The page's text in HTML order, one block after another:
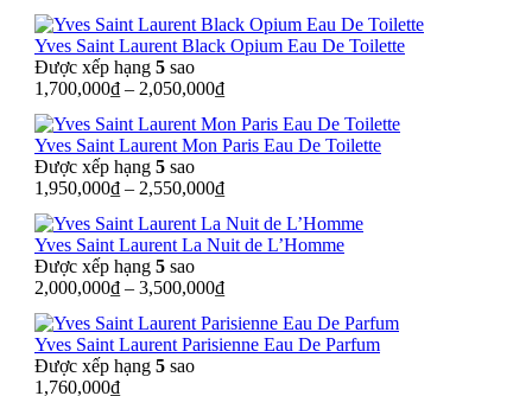
Yves Saint Laurent Black Opium Eau De Toilette
Được xếp hạng 5 sao
1,700,000₫ – 2,050,000₫
Yves Saint Laurent Mon Paris Eau De Toilette
Được xếp hạng 5 sao
1,950,000₫ – 2,550,000₫
Yves Saint Laurent La Nuit de L’Homme
Được xếp hạng 5 sao
2,000,000₫ – 3,500,000₫
Yves Saint Laurent Parisienne Eau De Parfum
Được xếp hạng 5 sao
1,760,000₫